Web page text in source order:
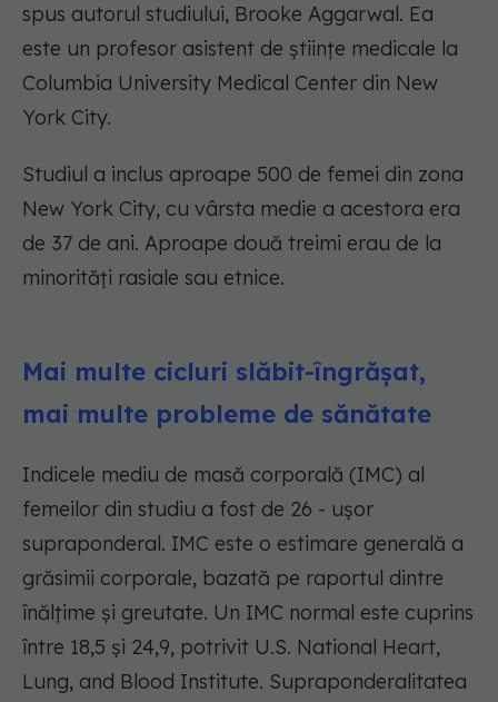
spus autorul studiului, Brooke Aggarwal. Ea
este un profesor asistent de științe medicale la
Columbia University Medical Center din New
York City.
Studiul a inclus aproape 500 de femei din zona
New York City, cu vârsta medie a acestora era
de 37 de ani. Aproape două treimi erau de la
minorități rasiale sau etnice.
Mai multe cicluri slăbit-îngrășat,
mai multe probleme de sănătate
Indicele mediu de masă corporală (IMC) al
femeilor din studiu a fost de 26 - ușor
supraponderal. IMC este o estimare generală a
grăsimii corporale, bazată pe raportul dintre
înălțime și greutate. Un IMC normal este cuprins
între 18,5 și 24,9, potrivit U.S. National Heart,
Lung, and Blood Institute. Supraponderalitatea